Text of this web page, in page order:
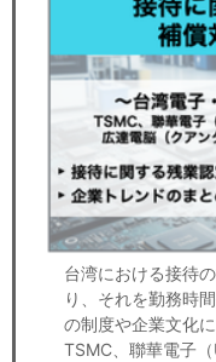
台湾における接待
り、それを勤務時
の制度や企業文化
TSMC、聯華電子